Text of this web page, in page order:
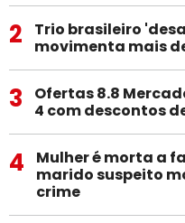
2
Trio brasileiro
movimenta mais
3
Ofertas 8.8
4 com descontos
4
Mulher é morta a
marido suspeito
crime